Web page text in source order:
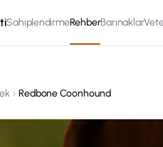
SahiplendirmeRehberBarınaklar
Redbone Coonhound